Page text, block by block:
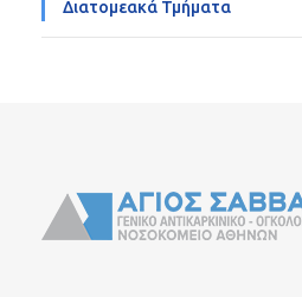
Διατομεακά Τμήματα